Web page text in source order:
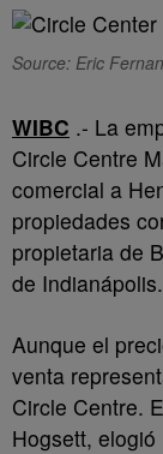
Source: Eric
WIBC .- La
Circle Centre
comercial a
propiedades
propietaria de
de Indianápolis.
Aunque el
venta
Circle Centre.
Hogsett,